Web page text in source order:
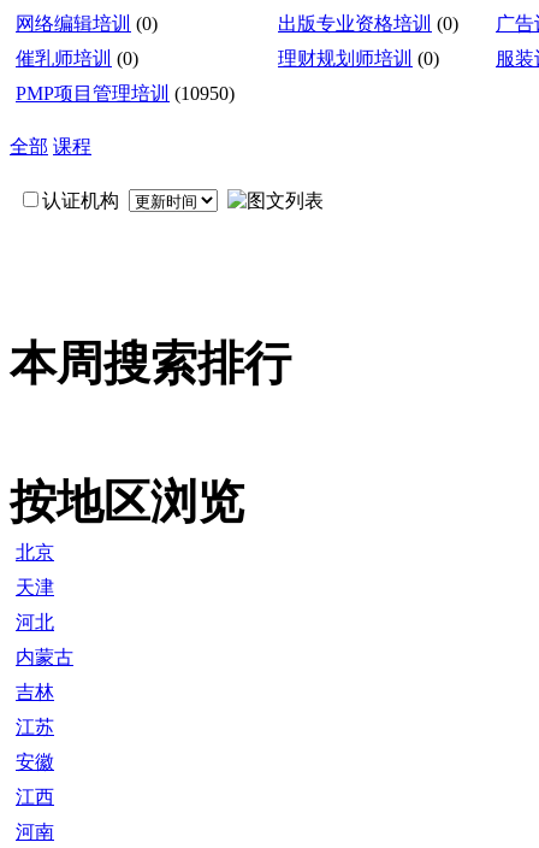
网络编辑培训 (0) 出版专业资格培训 (0)
广
催乳师培训 (0) 理财规划师培训 (0)
服
PMP项目管理培训 (10950)
全部 课程
认证机构
本周搜索排行
按地区浏览
北京
天津
河北
内蒙古
吉林
江苏
安徽
江西
河南